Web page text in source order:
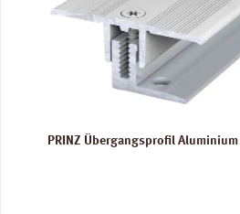
PRINZ Übergangsprofil